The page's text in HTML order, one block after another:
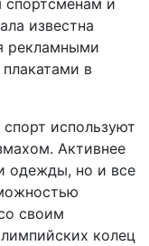
известна
рекламными
в
используют
Активнее
одежды, но и все
своим
колец